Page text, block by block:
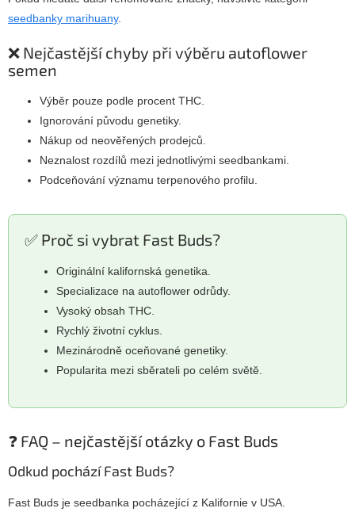
seedbanky marihuany.
❌ Nejčastější chyby při výběru autoflower
semen
Výběr pouze podle procent THC.
Ignorování původu genetiky.
Nákup od neověřených prodejců.
Neznalost rozdílů mezi jednotlivými seedbankami.
Podceňování významu terpenového profilu.
✅ Proč si vybrat Fast Buds?
Originální kalifornská genetika.
Specializace na autoflower odrůdy.
Vysoký obsah THC.
Rychlý životní cyklus.
Mezinárodně oceňované genetiky.
Popularita mezi sběrateli po celém světě.
❓ FAQ – nejčastější otázky o Fast Buds
Odkud pochází Fast Buds?
Fast Buds je seedbanka pocházející z Kalifornie v USA.